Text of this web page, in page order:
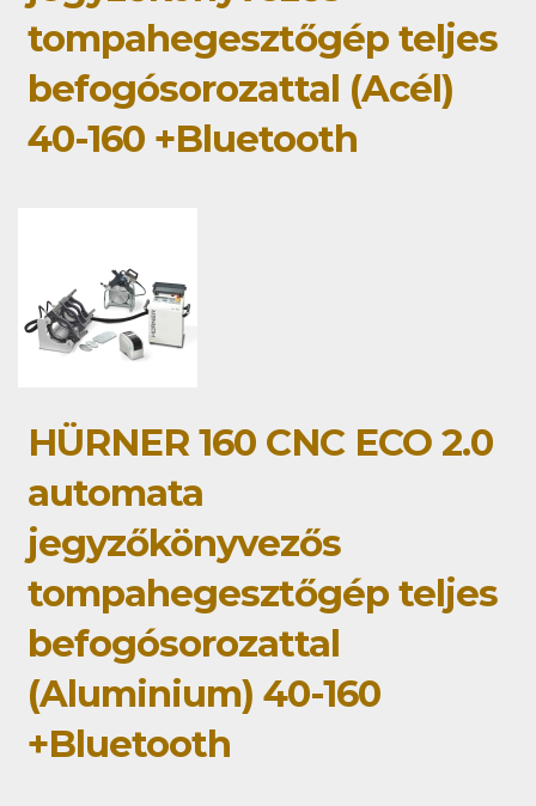
tompahegesztőgép teljes
befogósorozattal (Acél)
40-160 +Bluetooth
HÜRNER 160 CNC ECO 2.0
automata
jegyzőkönyvezős
tompahegesztőgép teljes
befogósorozattal
(Aluminium) 40-160
+Bluetooth